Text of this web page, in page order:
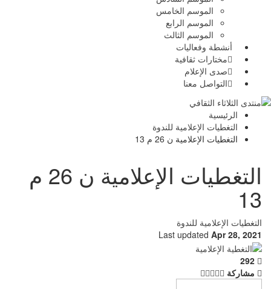
الموسم الخامس
الموسم الرابع
الموسم الثالث
أنشطة وفعاليات
مختارات ثقافية
صدى الإعلام
التواصل معنا
الرئيسية
التغطيات الإعلامية للندوة
التغطيات الإعلامية ن 26 م 13
التغطيات الإعلامية ن 26 م
13
التغطيات الإعلامية للندوة
Last updated Apr 28, 2021
292
مشاركة